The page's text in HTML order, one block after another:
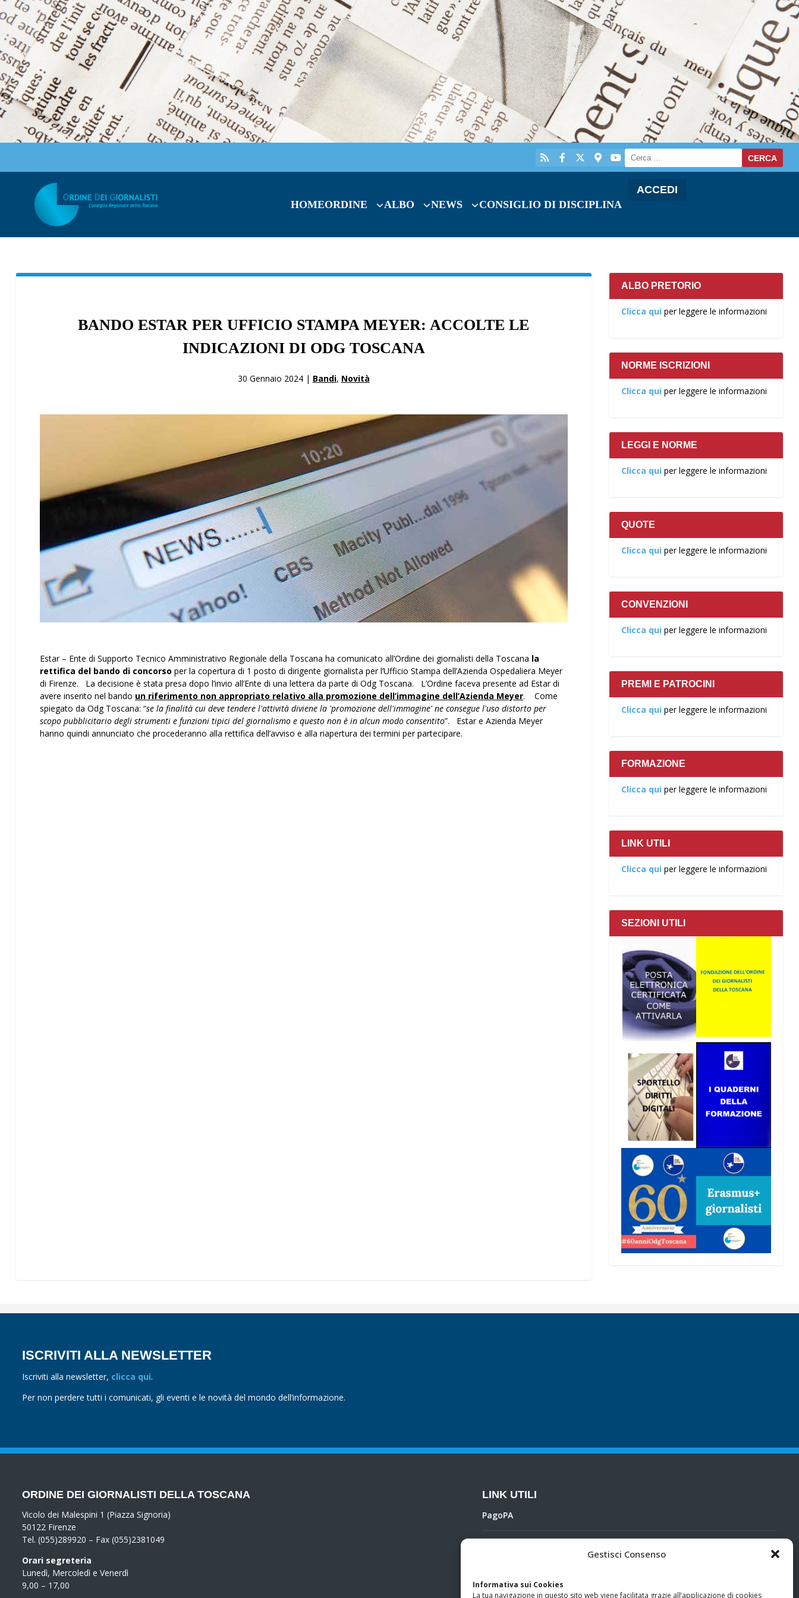
Gestisci Consenso
Informativa sui Cookies
La tua navigazione in questo sito web viene facilitata grazie all’applicazione di cookies
HOMEORDINE ALBO NEWS CONSIGLIO DI DISCIPLINA
ACCEDI
BANDO ESTAR PER UFFICIO STAMPA MEYER: ACCOLTE LE
INDICAZIONI DI ODG TOSCANA
30 Gennaio 2024 | Bandi, Novità
Estar – Ente di Supporto Tecnico Amministrativo Regionale della Toscana ha comunicato all’Ordine dei giornalisti della Toscana la
rettifica del bando di concorso per la copertura di 1 posto di dirigente giornalista per l’Ufficio Stampa dell’Azienda Ospedaliera Meyer
di Firenze. La decisione è stata presa dopo l’invio all’Ente di una lettera da parte di Odg Toscana. L’Ordine faceva presente ad Estar di
avere inserito nel bando un riferimento non appropriato relativo alla promozione dell’immagine dell’Azienda Meyer. Come
spiegato da Odg Toscana: “se la finalità cui deve tendere l'attività diviene la 'promozione dell'immagine' ne consegue l'uso distorto per
scopo pubblicitario degli strumenti e funzioni tipici del giornalismo e questo non è in alcun modo consentito”. Estar e Azienda Meyer
hanno quindi annunciato che procederanno alla rettifica dell’avviso e alla riapertura dei termini per partecipare.
ALBO PRETORIO
Clicca qui per leggere le informazioni
NORME ISCRIZIONI
Clicca qui per leggere le informazioni
LEGGI E NORME
Clicca qui per leggere le informazioni
QUOTE
Clicca qui per leggere le informazioni
CONVENZIONI
Clicca qui per leggere le informazioni
PREMI E PATROCINI
Clicca qui per leggere le informazioni
FORMAZIONE
Clicca qui per leggere le informazioni
LINK UTILI
Clicca qui per leggere le informazioni
SEZIONI UTILI
ISCRIVITI ALLA NEWSLETTER
Iscriviti alla newsletter, clicca qui.
Per non perdere tutti i comunicati, gli eventi e le novità del mondo dell’informazione.
ORDINE DEI GIORNALISTI DELLA TOSCANA
Vicolo dei Malespini 1 (Piazza Signoria)
50122 Firenze
Tel. (055)289920 – Fax (055)2381049
Orari segreteria
Lunedì, Mercoledì e Venerdì
9,00 – 17,00
LINK UTILI
PagoPA